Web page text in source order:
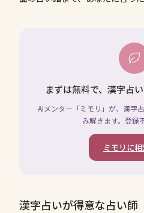
まずは無料で、漢字占
AIメンター「ミモリ」が、漢字
み解きます。登録
ミモリに
漢字占いが得意な占い師